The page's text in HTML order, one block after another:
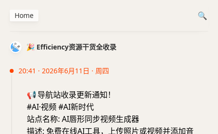
🎉 Efficiency资源干货全收录
20:41 · 2026年6月11日 · 周四
📢导航站收录更新通知！
#AI·视频 #AI新时代
站点名称: AI唇形同步视频生成器
描述: 免费在线AI工具，上传照片或视频并添加音
Home